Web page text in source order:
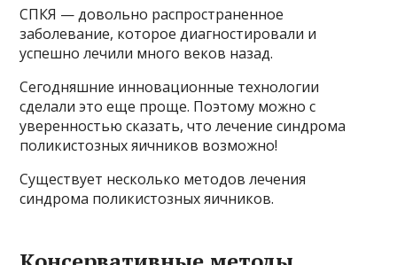
СПКЯ — довольно распространенное
заболевание, которое диагностировали и
успешно лечили много веков назад.
Сегодняшние инновационные технологии
сделали это еще проще. Поэтому можно с
уверенностью сказать, что лечение синдрома
поликистозных яичников возможно!
Существует несколько методов лечения
синдрома поликистозных яичников.